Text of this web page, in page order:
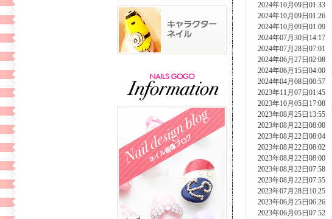
2024年10月09日01:33
2024年10月09日01:26
2024年10月09日01:09
2024年07月30日14:17
2024年07月28日07:01
2024年06月27日02:08
2024年06月15日04:00
2024年04月08日00:57
2023年11月07日01:45
2023年10月05日17:08
2023年08月25日13:55
2023年08月22日08:08
2023年08月22日08:04
2023年08月22日08:02
2023年08月22日08:00
2023年08月22日07:58
2023年08月22日07:55
2023年07月28日10:25
2023年06月25日06:26
2023年06月05日07:52